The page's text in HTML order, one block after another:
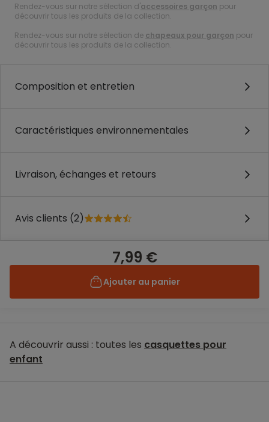
Rendez-vous sur notre sélection d'accessoires garçon pour
découvrir tous les produits de la collection.
Rendez-vous sur notre sélection de chapeaux pour garçon pour
découvrir tous les produits de la collection.
Composition et entretien
Caractéristiques environnementales
Livraison, échanges et retours
Avis clients (2)
7,99 €
Ajouter au panier
A découvrir aussi : toutes les casquettes pour
enfant